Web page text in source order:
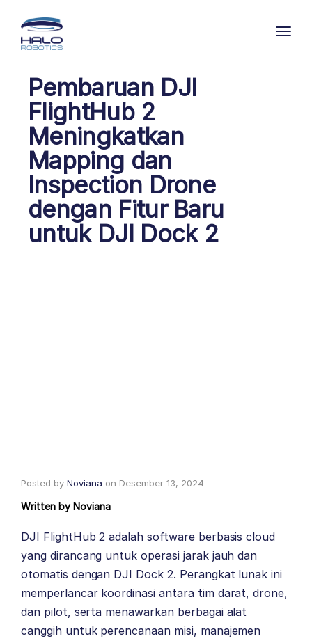
Pembaruan DJI
FlightHub 2
Meningkatkan
Mapping dan
Inspection Drone
dengan Fitur Baru
untuk DJI Dock 2
Posted by Noviana on Desember 13, 2024
Written by Noviana
DJI FlightHub 2 adalah software berbasis cloud
yang dirancang untuk operasi jarak jauh dan
otomatis dengan DJI Dock 2. Perangkat lunak ini
memperlancar koordinasi antara tim darat, drone,
dan pilot, serta menawarkan berbagai alat
canggih untuk perencanaan misi, manajemen